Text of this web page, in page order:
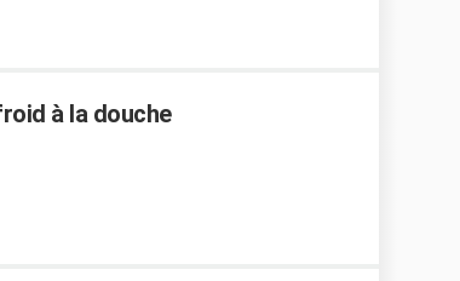
à la douche